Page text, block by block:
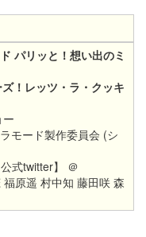
パリッと！想い出のミ
！レッツ・ラ・クッキ
ー
モード製作委員会 (シ
公式twitter】 ＠
原遥 村中知 藤田咲 森